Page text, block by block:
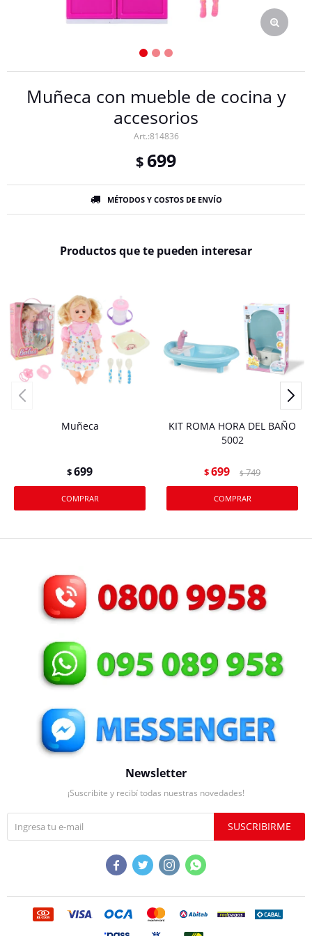
Muñeca con mueble de cocina y
accesorios
814836
$699
MÉTODOS Y COSTOS DE ENVÍO
Productos que te pueden interesar
Muñeca
$699
KIT ROMA HORA DEL BAÑO
5002
$699 $ 749
Newsletter
¡Suscribite y recibí todas nuestras novedades!
SUSCRIBIRME
   